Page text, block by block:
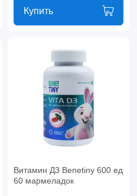
Купить
Витамин Д3 Benetiny 600 ед
60 мармеладок